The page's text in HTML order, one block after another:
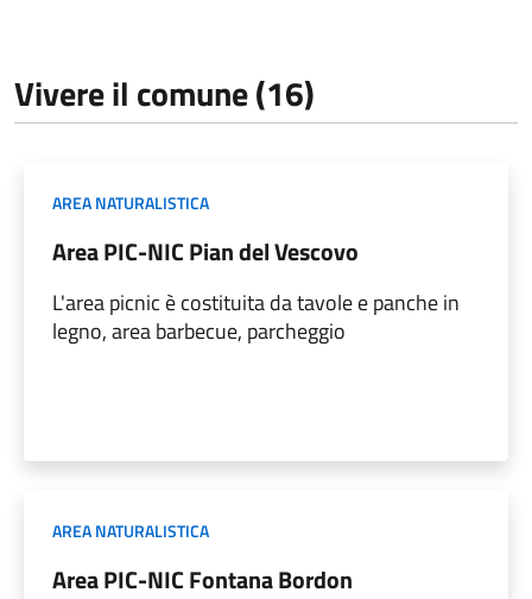
Vivere il comune (16)
AREA NATURALISTICA
Area PIC-NIC Pian del Vescovo
L'area picnic è costituita da tavole e panche in
legno, area barbecue, parcheggio
AREA NATURALISTICA
Area PIC-NIC Fontana Bordon